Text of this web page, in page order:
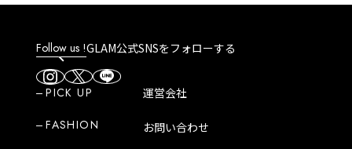
Follow us !GLAM公式SNSをフォローする
PICK UP
FASHION
運営会社
お問い合わせ